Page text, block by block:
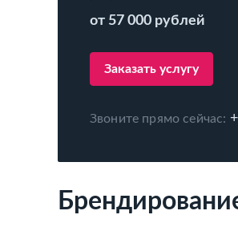
от 57 000 рублей
Заказать услугу
Звоните прямо сейчас: